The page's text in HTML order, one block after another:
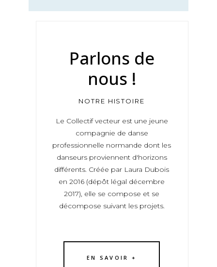
Parlons de
nous !
NOTRE HISTOIRE
Le Collectif vecteur est une jeune
compagnie de danse
professionnelle normande dont les
danseurs proviennent d'horizons
différents. Créée par Laura Dubois
en 2016 (dépôt légal décembre
2017), elle se compose et se
décompose suivant les projets.
EN SAVOIR +